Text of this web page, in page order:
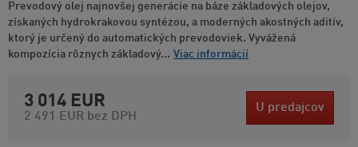
Prevodový olej najnovšej generácie na báze základových olejov,
získaných hydrokrakovou syntézou, a moderných akostných aditív,
ktorý je určený do automatických prevodoviek. Vyvážená
kompozícia rôznych základový... Viac informácií
3 014 EUR
2 491 EUR bez DPH
U predajcov